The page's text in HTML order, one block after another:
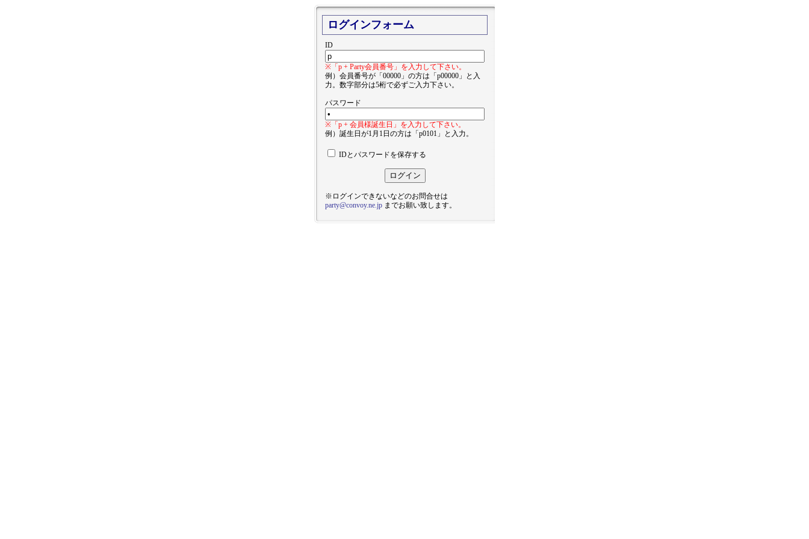
ログインフォーム
ID
※「p + Party会員番号」を入力して下さい。
例）会員番号が「00000」の方は「p00000」と入
力。数字部分は5桁で必ずご入力下さい。
パスワード
※「p + 会員様誕生日」を入力して下さい。
例）誕生日が1月1日の方は「p0101」と入力。
IDとパスワードを保存する
※ログインできないなどのお問合せは
party@convoy.ne.jp までお願い致します。